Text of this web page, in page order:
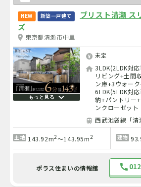
NEW 新築一戸建て
ブリスト清瀬 ス
ズ
東京都清瀬市中里
もっと見る
未定
3LDK(2LDK対
リビング+土間
ン庫+3ウォー
6LDK(5LDK対
納+パントリー
ンクローゼット
西武池袋線「
土地 143.92m2～143.95m2 建物
ポラス住まいの情報館